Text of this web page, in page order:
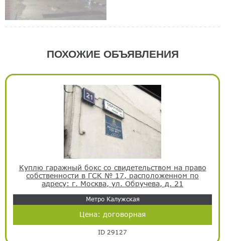
ПОХОЖИЕ ОБЪЯВЛЕНИЯ
Куплю гаражный бокс со свидетельством на право
собственности в ГСК № 17, расположенном по
адресу: г. Москва, ул. Обручева, д. 21
Метро Калужская
Цена: договорная
ID 29127